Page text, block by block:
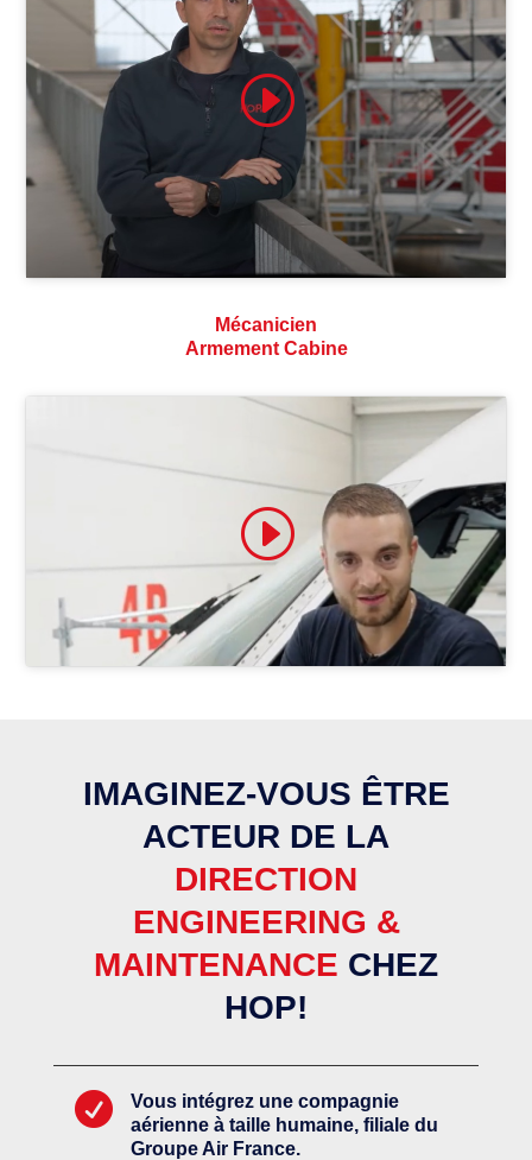
Cliquez pour accepter les cookies
marketing et activer ce contenu
Mécanicien
Armement Cabine
Cliquez pour accepter les cookies
marketing et activer ce contenu
IMAGINEZ-VOUS ÊTRE
ACTEUR DE LA
DIRECTION
ENGINEERING &
MAINTENANCE CHEZ
HOP!

Vous intégrez une compagnie
aérienne à taille humaine, filiale du
Groupe Air France.